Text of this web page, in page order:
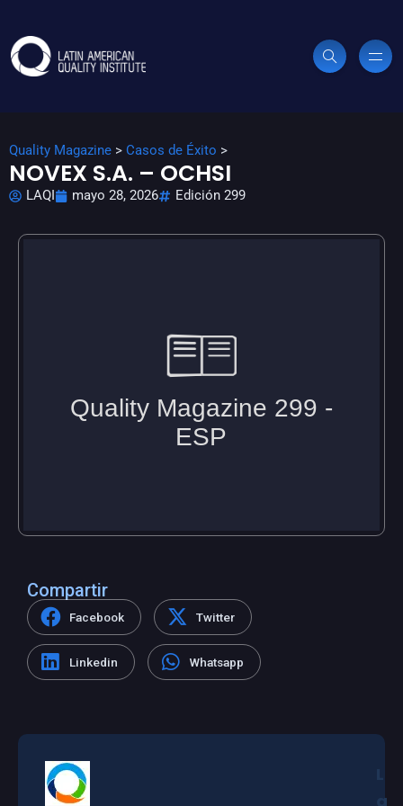
Quality Magazine > Casos de Éxito >
NOVEX S.A. – OCHSI
LAQI mayo 28, 2026 Edición 299
Compartir
Facebook Twitter
Linkedin Whatsapp
a